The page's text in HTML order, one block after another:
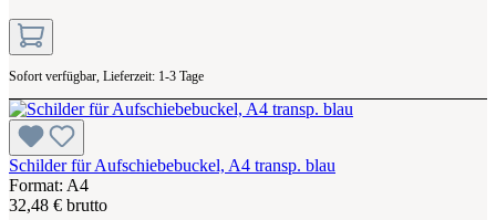
Sofort verfügbar, Lieferzeit: 1-3 Tage
Schilder für Aufschiebebuckel, A4 transp. blau
Format: A4
32,48 € brutto